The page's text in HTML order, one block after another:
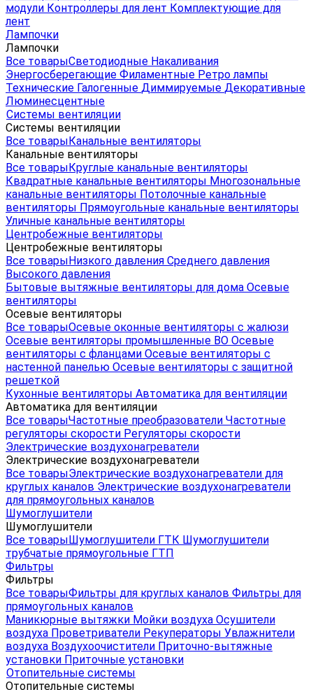
модули Контроллеры для лент Комплектующие для
лент
Лампочки
Лампочки
Все товарыСветодиодные Накаливания
Энергосберегающие Филаментные Ретро лампы
Технические Галогенные Диммируемые Декоративные
Люминесцентные
Системы вентиляции
Системы вентиляции
Все товарыКанальные вентиляторы
Канальные вентиляторы
Все товарыКруглые канальные вентиляторы
Квадратные канальные вентиляторы Многозональные
канальные вентиляторы Потолочные канальные
вентиляторы Прямоугольные канальные вентиляторы
Уличные канальные вентиляторы
Центробежные вентиляторы
Центробежные вентиляторы
Все товарыНизкого давления Среднего давления
Высокого давления
Бытовые вытяжные вентиляторы для дома Осевые
вентиляторы
Осевые вентиляторы
Все товарыОсевые оконные вентиляторы с жалюзи
Осевые вентиляторы промышленные ВО Осевые
вентиляторы с фланцами Осевые вентиляторы с
настенной панелью Осевые вентиляторы с защитной
решеткой
Кухонные вентиляторы Автоматика для вентиляции
Автоматика для вентиляции
Все товарыЧастотные преобразователи Частотные
регуляторы скорости Регуляторы скорости
Электрические воздухонагреватели
Электрические воздухонагреватели
Все товарыЭлектрические воздухонагреватели для
круглых каналов Электрические воздухонагреватели
для прямоугольных каналов
Шумоглушители
Шумоглушители
Все товарыШумоглушители ГТК Шумоглушители
трубчатые прямоугольные ГТП
Фильтры
Фильтры
Все товарыФильтры для круглых каналов Фильтры для
прямоугольных каналов
Маникюрные вытяжки Мойки воздуха Осушители
воздуха Проветриватели Рекуператоры Увлажнители
воздуха Воздухоочистители Приточно-вытяжные
установки Приточные установки
Отопительные системы
Отопительные системы